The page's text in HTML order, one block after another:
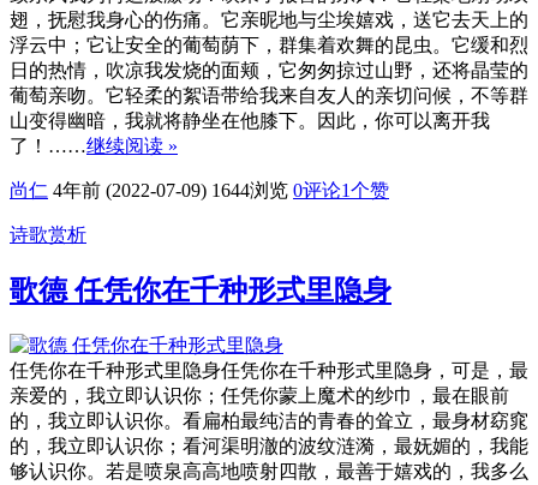
翅，抚慰我身心的伤痛。它亲昵地与尘埃嬉戏，送它去天上的
浮云中；它让安全的葡萄荫下，群集着欢舞的昆虫。它缓和烈
日的热情，吹凉我发烧的面颊，它匆匆掠过山野，还将晶莹的
葡萄亲吻。它轻柔的絮语带给我来自友人的亲切问候，不等群
山变得幽暗，我就将静坐在他膝下。因此，你可以离开我
了！……继续阅读 »
尚仁 4年前 (2022-07-09) 1644浏览 0评论1个赞
诗歌赏析
歌德 任凭你在千种形式里隐身
任凭你在千种形式里隐身任凭你在千种形式里隐身，可是，最
亲爱的，我立即认识你；任凭你蒙上魔术的纱巾，最在眼前
的，我立即认识你。看扁柏最纯洁的青春的耸立，最身材窈窕
的，我立即认识你；看河渠明澈的波纹涟漪，最妩媚的，我能
够认识你。若是喷泉高高地喷射四散，最善于嬉戏的，我多么